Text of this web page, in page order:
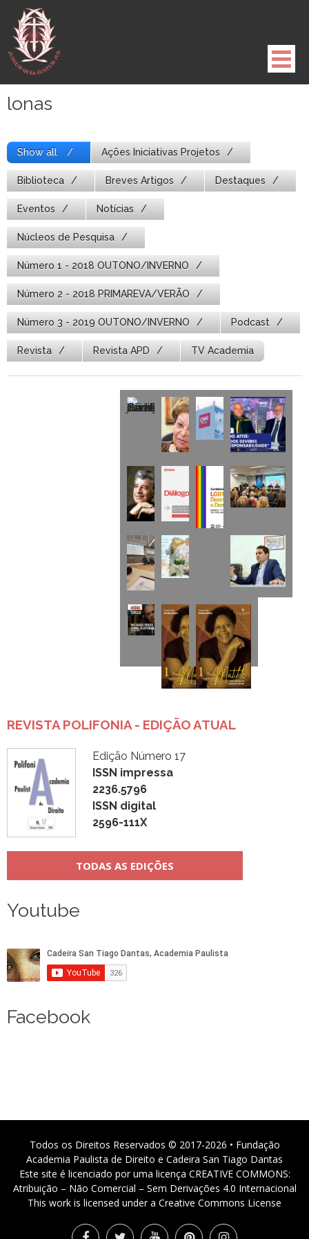
para
conteúdo
lonas
Show all Ações Iniciativas Projetos
Biblioteca Breves Artigos Destaques
Eventos Notícias
Núcleos de Pesquisa
Número 1 - 2018 OUTONO/INVERNO
Número 2 - 2018 PRIMAREVA/VERÃO
Número 3 - 2019 OUTONO/INVERNO Podcast
Revista Revista APD TV Academia
REVISTA POLIFONIA - EDIÇÃO ATUAL
Edição Número 17
ISSN impressa
2236.5796
ISSN digital
2596-111X
TODAS AS EDIÇÕES
Youtube
Facebook
Todos os Direitos Reservados © 2017-2026 • Fundação
Academia Paulista de Direito e Cadeira San Tiago Dantas
Este site é licenciado por uma licença CREATIVE COMMONS:
Atribuição – Não Comercial – Sem Derivações 4.0 Internacional
This work is licensed under a Creative Commons License